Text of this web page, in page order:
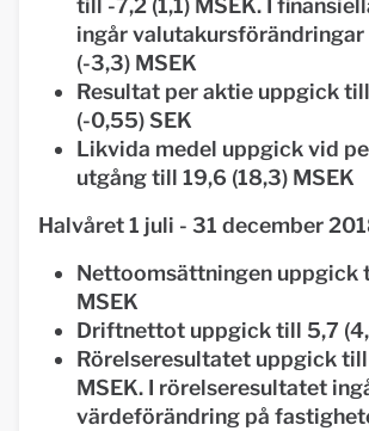
till -7,2 (1,1) MSEK. I
ingår valutakursförändringar
(-3,3) MSEK
Resultat per aktie uppgick
(-0,55) SEK
Likvida medel uppgick vid
utgång till 19,6 (18,3) MSEK
Halvåret 1 juli - 31 december
Nettoomsättningen uppgick
MSEK
Driftnettot uppgick till 5,7
Rörelseresultatet uppgick
MSEK. I rörelseresultatet
värdeförändring på